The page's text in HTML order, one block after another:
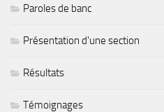
Paroles de banc
Présentation d'une section
Résultats
Témoignages